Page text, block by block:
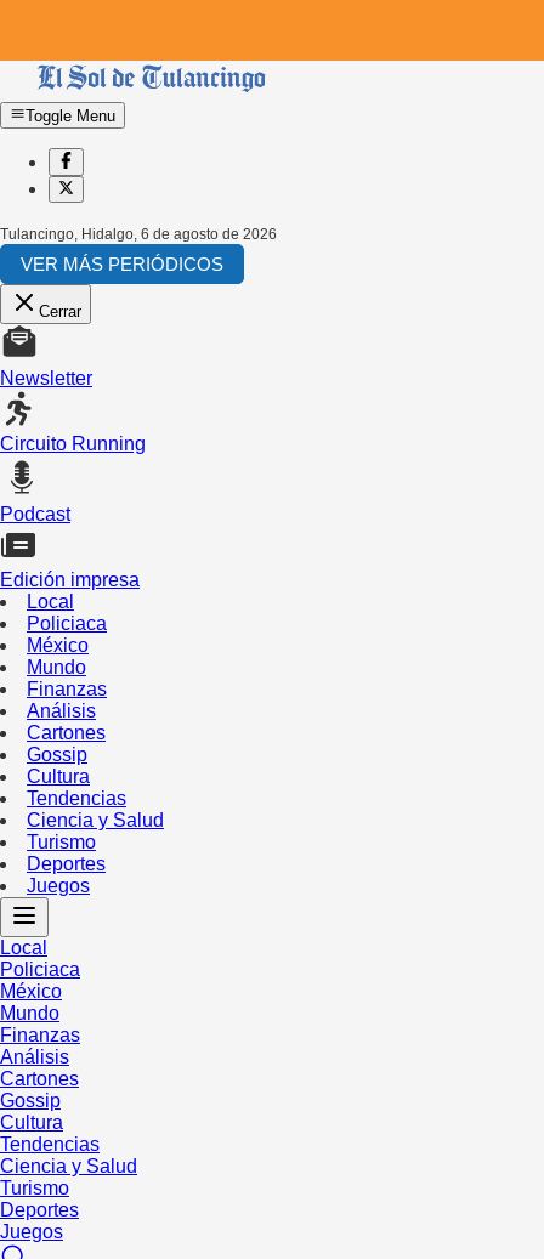
Toggle Menu
Tulancingo, Hidalgo, 6 de agosto de 2026
VER MÁS PERIÓDICOS
Cerrar
Newsletter
Circuito Running
Podcast
Edición impresa
Local
Policiaca
México
Mundo
Finanzas
Análisis
Cartones
Gossip
Cultura
Tendencias
Ciencia y Salud
Turismo
Deportes
Juegos
Local
Policiaca
México
Mundo
Finanzas
Análisis
Cartones
Gossip
Cultura
Tendencias
Ciencia y Salud
Turismo
Deportes
Juegos